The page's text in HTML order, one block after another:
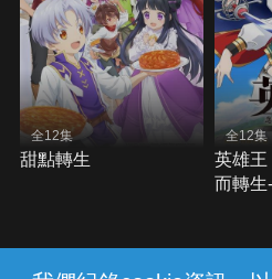
全12集
甜點轉生
全12集
英雄王
而轉生